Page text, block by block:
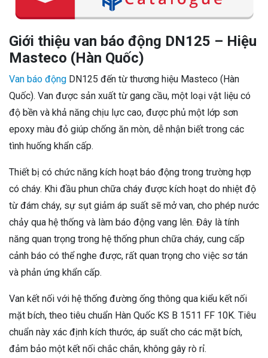
Giới thiệu van báo động DN125 – Hiệu
Masteco (Hàn Quốc)
Van báo động DN125 đến từ thương hiệu Masteco (Hàn
Quốc). Van được sản xuất từ gang cầu, một loại vật liệu có
độ bền và khả năng chịu lực cao, được phủ một lớp sơn
epoxy màu đỏ giúp chống ăn mòn, dễ nhận biết trong các
tình huống khẩn cấp.
Thiết bị có chức năng kích hoạt báo động trong trường hợp
có cháy. Khi đầu phun chữa cháy được kích hoạt do nhiệt độ
từ đám cháy, sự sụt giảm áp suất sẽ mở van, cho phép nước
chảy qua hệ thống và làm báo động vang lên. Đây là tính
năng quan trọng trong hệ thống phun chữa cháy, cung cấp
cảnh báo có thể nghe được, rất quan trọng cho việc sơ tán
và phản ứng khẩn cấp.
Van kết nối với hệ thống đường ống thông qua kiểu kết nối
mặt bích, theo tiêu chuẩn Hàn Quốc KS B 1511 FF 10K. Tiêu
chuẩn này xác định kích thước, áp suất cho các mặt bích,
đảm bảo một kết nối chắc chắn, không gây rò rỉ.